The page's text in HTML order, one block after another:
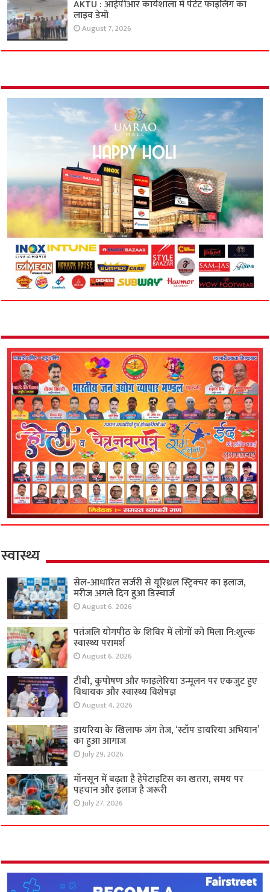
AKTU : आईपीआर कार्यशाला में पेटेंट फाइलिंग का
लाइव डेमो
August 7, 2026
स्वास्थ्य
सेल-आधारित सर्जरी से यूरिथ्रल स्ट्रिक्चर का इलाज,
मरीज अगले दिन हुआ डिस्चार्ज
August 6, 2026
पतंजलि योगपीठ के शिविर में लोगों को मिला नि:शुल्क
स्वास्थ्य परामर्श
August 6, 2026
टीबी, कुपोषण और फाइलेरिया उन्मूलन पर एकजुट हुए
विधायक और स्वास्थ्य विशेषज्ञ
August 4, 2026
डायरिया के खिलाफ जंग तेज, ‘स्टॉप डायरिया अभियान’
का हुआ आगाज
July 29, 2026
मॉनसून में बढ़ता है हेपेटाइटिस का खतरा, समय पर
पहचान और इलाज है जरूरी
July 27, 2026